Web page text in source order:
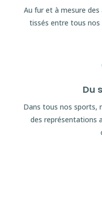
Au fur et à mesure
tissés entre tous
Du
Dans tous nos sports,
des représentations